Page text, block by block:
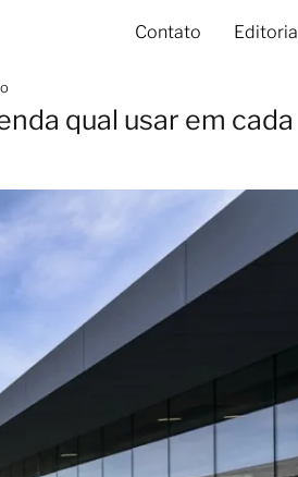
Contato Editoria
qual usar em cada